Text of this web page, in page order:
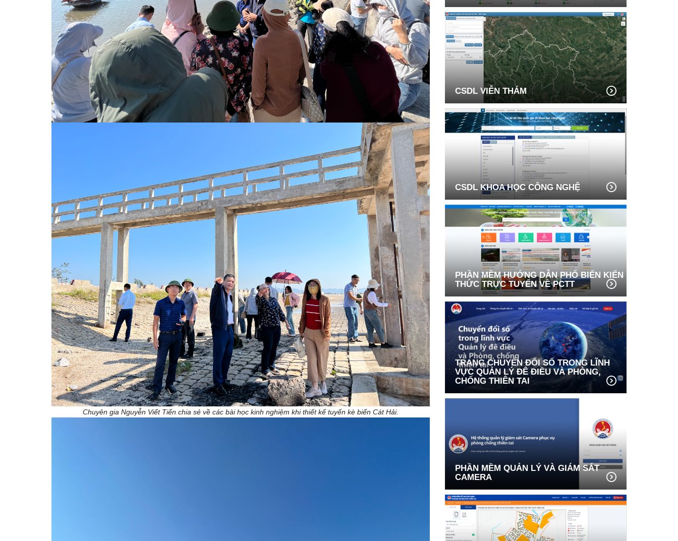
Chuyên gia Nguyễn Viết Tiến chia sẻ về các bài học kinh nghiệm khi thiết kế tuyến kè biển Cát Hải.
CSDL VIỄN THÁM
CSDL KHOA HỌC CÔNG NGHỆ
PHẦN MỀM HƯỚNG DẪN PHỔ BIẾN KIẾN
THỨC TRỰC TUYẾN VỀ PCTT
TRANG CHUYỂN ĐỔI SỐ TRONG LĨNH
VỰC QUẢN LÝ ĐÊ ĐIỀU VÀ PHÒNG,
CHỐNG THIÊN TAI
PHẦN MỀM QUẢN LÝ VÀ GIÁM SÁT
CAMERA